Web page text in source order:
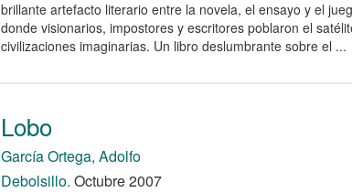
brillante artefacto literario entre la novela, el ensayo y el
donde visionarios, impostores y escritores poblaron el
civilizaciones imaginarias. Un libro deslumbrante sobre el ...
Lobo
García Ortega, Adolfo
Debolsillo. Octubre 2007